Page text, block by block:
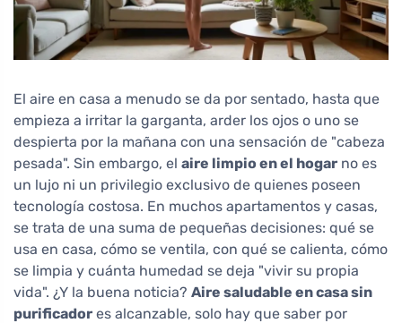
El aire en casa a menudo se da por sentado, hasta que
empieza a irritar la garganta, arder los ojos o uno se
despierta por la mañana con una sensación de "cabeza
pesada". Sin embargo, el aire limpio en el hogar no es
un lujo ni un privilegio exclusivo de quienes poseen
tecnología costosa. En muchos apartamentos y casas,
se trata de una suma de pequeñas decisiones: qué se
usa en casa, cómo se ventila, con qué se calienta, cómo
se limpia y cuánta humedad se deja "vivir su propia
vida". ¿Y la buena noticia? Aire saludable en casa sin
purificador es alcanzable, solo hay que saber por